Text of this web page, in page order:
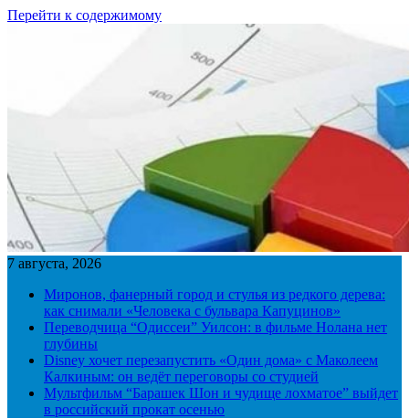
Перейти к содержимому
7 августа, 2026
Миронов, фанерный город и стулья из редкого дерева:
как снимали «Человека с бульвара Капуцинов»
Переводчица “Одиссеи” Уилсон: в фильме Нолана нет
глубины
Disney хочет перезапустить «Один дома» с Маколеем
Калкиным: он ведёт переговоры со студией
Мультфильм “Барашек Шон и чудище лохматое” выйдет
в российский прокат осенью